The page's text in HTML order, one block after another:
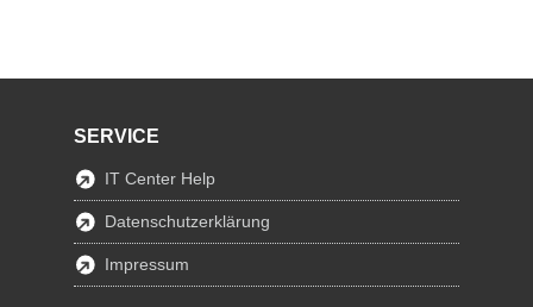
SERVICE
IT Center Help
Datenschutzerklärung
Impressum